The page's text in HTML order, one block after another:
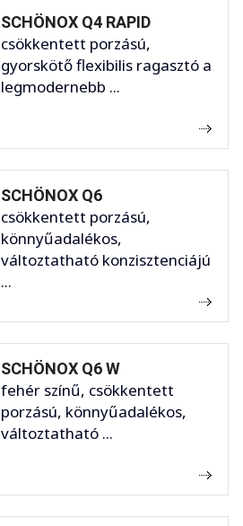
SCHÖNOX Q4 RAPID
csökkentett porzású,
gyorskötő flexibilis ragasztó a
legmodernebb ...
SCHÖNOX Q6
csökkentett porzású,
könnyűadalékos,
változtatható konzisztenciájú
...
SCHÖNOX Q6 W
fehér színű, csökkentett
porzású, könnyűadalékos,
változtatható ...